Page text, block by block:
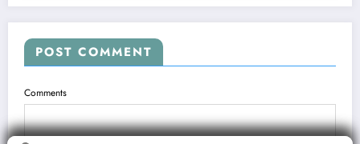
POST COMMENT
Comments